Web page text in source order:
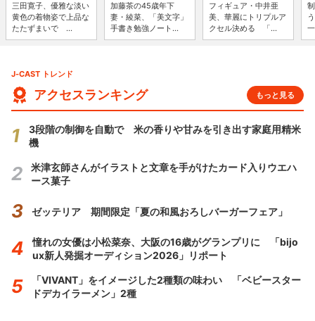
三田寛子、優雅な淡い
黄色の着物姿で上品な
たたずまいで ...
加藤茶の45歳年下
妻・綾菜、「美文字」
手書き勉強ノート...
フィギュア・中井亜
美、華麗にトリプルア
クセル決める 「...
J-CAST トレンド
アクセスランキング もっと見る
3段階の制御を自動で 米の香りや甘みを引き出す家庭用精米
機
米津玄師さんがイラストと文章を手がけたカード入りウエハ
ース菓子
ゼッテリア 期間限定「夏の和風おろしバーガーフェア」
憧れの女優は小松菜奈、大阪の16歳がグランプリに 「bijo
ux新人発掘オーディション2026」リポート
「VIVANT」をイメージした2種類の味わい 「ベビースター
ドデカイラーメン」2種